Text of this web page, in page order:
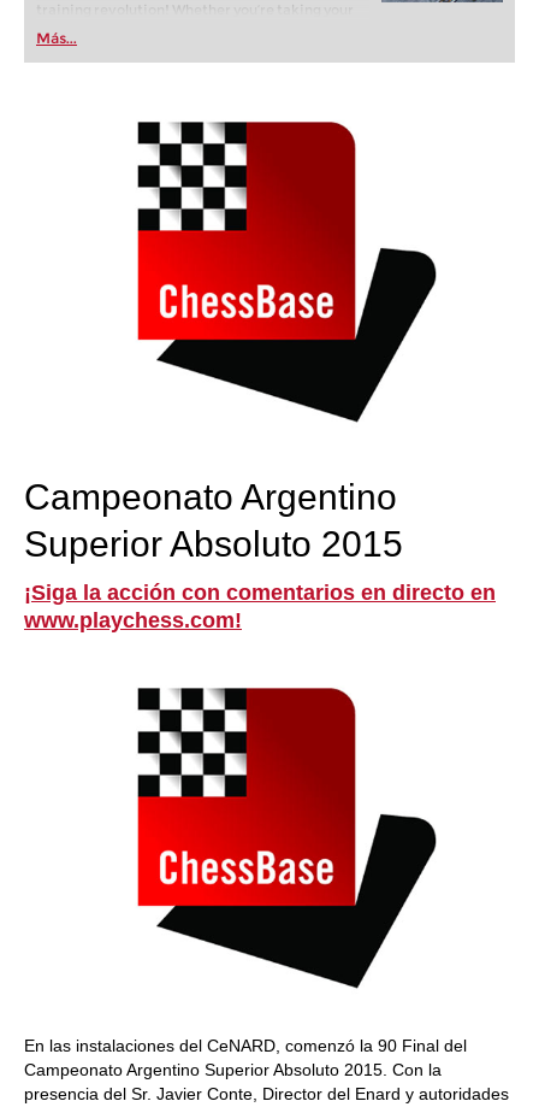
training revolution! Whether you’re taking your
first steps into the world of club chess, or already
playing at a tournament level: with FRITZ, you can
train more efficiently, intelligently and with a
Más...
Campeonato Argentino
Superior Absoluto 2015
¡Siga la acción con comentarios en directo en
www.playchess.com!
En las instalaciones del CeNARD, comenzó la 90 Final del
Campeonato Argentino Superior Absoluto 2015. Con la
presencia del Sr. Javier Conte, Director del Enard y autoridades